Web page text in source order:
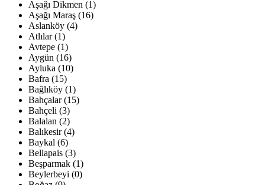
Aşağı Dikmen (1)
Aşağı Maraş (16)
Aslanköy (4)
Atlılar (1)
Avtepe (1)
Aygün (16)
Ayluka (10)
Bafra (15)
Bağlıköy (1)
Bahçalar (15)
Bahçeli (3)
Balalan (2)
Balıkesir (4)
Baykal (6)
Bellapais (3)
Beşparmak (1)
Beylerbeyi (0)